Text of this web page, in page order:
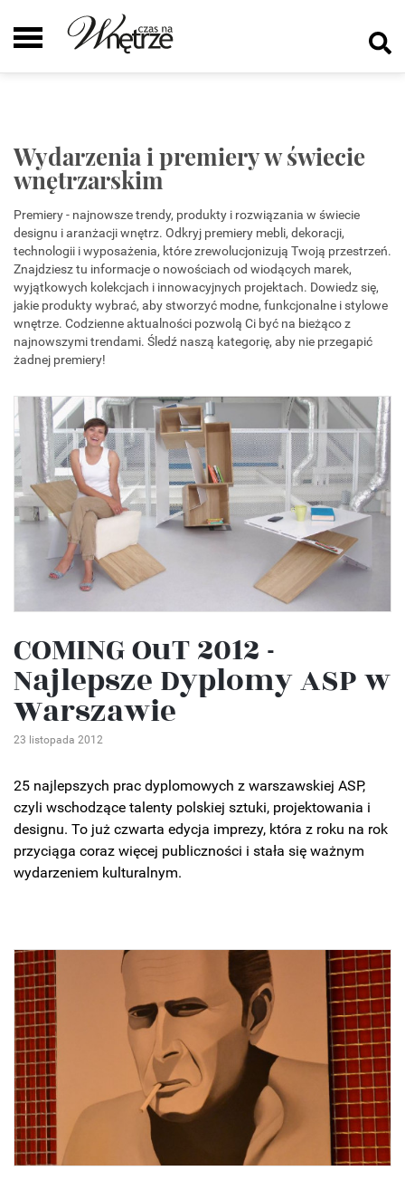
Wydarzenia i premiery w świecie
wnętrzarskim
Premiery - najnowsze trendy, produkty i rozwiązania w świecie
designu i aranżacji wnętrz. Odkryj premiery mebli, dekoracji,
technologii i wyposażenia, które zrewolucjonizują Twoją przestrzeń.
Znajdziesz tu informacje o nowościach od wiodących marek,
wyjątkowych kolekcjach i innowacyjnych projektach. Dowiedz się,
jakie produkty wybrać, aby stworzyć modne, funkcjonalne i stylowe
wnętrze. Codzienne aktualności pozwolą Ci być na bieżąco z
najnowszymi trendami. Śledź naszą kategorię, aby nie przegapić
żadnej premiery!
COMING OuT 2012 -
Najlepsze Dyplomy ASP w
Warszawie
23 listopada 2012
25 najlepszych prac dyplomowych z warszawskiej ASP,
czyli wschodzące talenty polskiej sztuki, projektowania i
designu. To już czwarta edycja imprezy, która z roku na rok
przyciąga coraz więcej publiczności i stała się ważnym
wydarzeniem kulturalnym.